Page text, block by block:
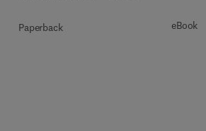
Paperback eBook